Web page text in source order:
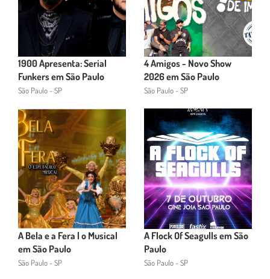
1900 Apresenta: Serial
Funkers em São Paulo
São Paulo - SP
4 Amigos - Novo Show
2026 em São Paulo
São Paulo - SP
A Bela e a Fera | o Musical
em São Paulo
São Paulo - SP
A Flock Of Seagulls em São
Paulo
São Paulo - SP